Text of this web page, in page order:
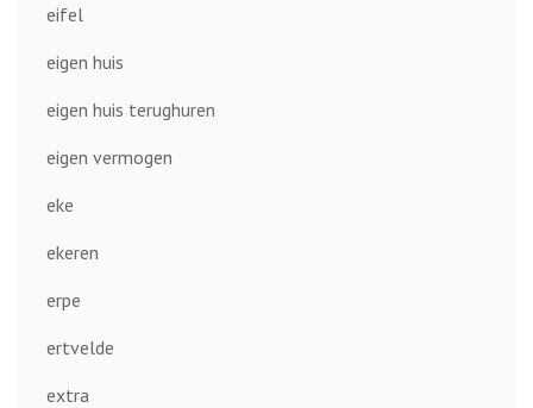
eifel
eigen huis
eigen huis terughuren
eigen vermogen
eke
ekeren
erpe
ertvelde
extra